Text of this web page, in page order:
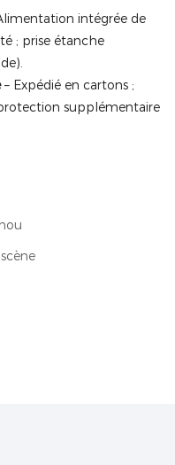
intégrée de
; prise étanche
– Expédié en cartons ;
supplémentaire